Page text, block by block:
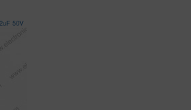
50V